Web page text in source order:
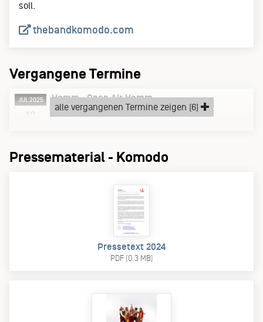
soll.
thebandkomodo.com
Vergangene Termine
JUL 2025 Hamm Open Air Hamm
Samstag, 12.07.25
alle vergangenen Termine zeigen (6)
Pressematerial - Komodo
Pressetext 2024
PDF (0.3 MB)